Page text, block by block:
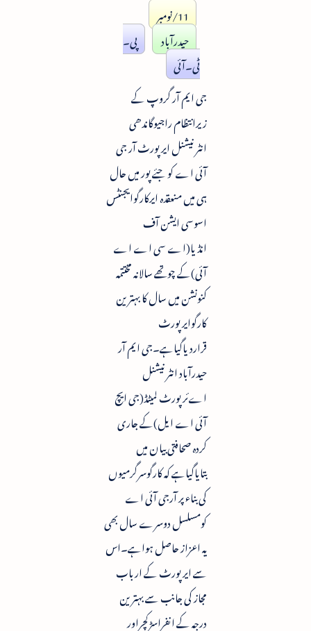
11/نومبر
حیدرآباد
پی۔
ٹی۔آئی
جی ایم آر گروپ کے
زیرانتظام راجیوگاندھی
انٹرنیشنل ایرپورٹ آر جی
آئی اے کو جئے پور میں حال
ہی میں منعقدہ ایرکارگوایجنٹس
اسوسی ایشن آف
انڈیا(اے سی اے اے
آئی)کے چوتھے سالانہ مختتمہ
کنونشن میں سال کا بہترین
کارگوایر پورٹ
قراردیاگیاہے۔جی ایم آر
حیدرآباد انٹرنیشنل
اےئرپورٹ لمیٹڈ(جی ایچ
آئی اے ایل)کے جاری
کردہ صحافتی بیان میں
بتایاگیاہے کہ کارگوسرگرمیوں
کی بناء پر آرجی آئی اے
کومسلسل دوسرے سال بھی
یہ اعزاز حاصل ہواہے۔اس
سے ایرپورٹ کے ارباب
مجاز کی جانب سے بہترین
درجہ کے انفراسڑکچراور